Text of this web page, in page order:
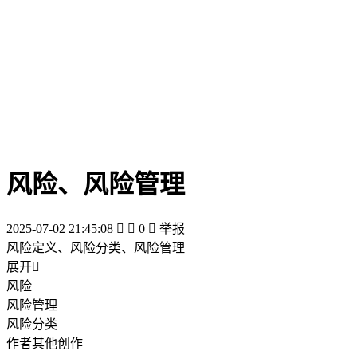
风险、风险管理
2025-07-02 21:45:08   0  举报
风险定义、风险分类、风险管理
展开
风险
风险管理
风险分类
作者其他创作